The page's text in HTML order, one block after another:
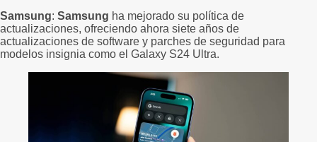
Samsung: Samsung ha mejorado su política de
actualizaciones, ofreciendo ahora siete años de
actualizaciones de software y parches de seguridad para
modelos insignia como el Galaxy S24 Ultra.